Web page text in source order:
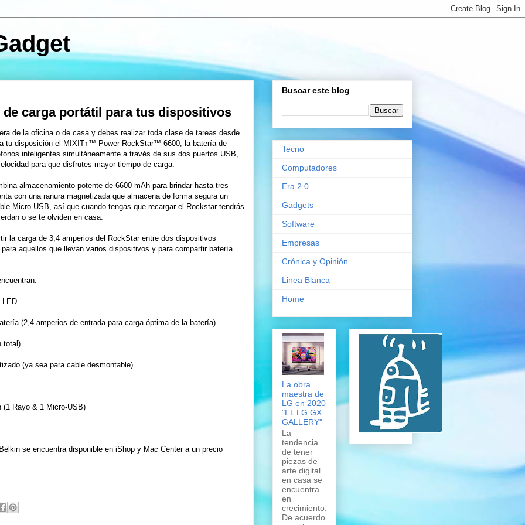
carga portátil para tus dispositivos
de la oficina o de casa y debes realizar toda clase de tareas desde
tu disposición el MIXIT↑™ Power RockStar™ 6600, la batería de
inteligentes simultáneamente a través de sus dos puertos USB,
para que disfrutes mayor tiempo de carga.
almacenamiento potente de 6600 mAh para brindar hasta tres
con una ranura magnetizada que almacena de forma segura un
Micro-USB, así que cuando tengas que recargar el Rockstar tendrás
o se te olviden en casa.
la carga de 3,4 amperios del RockStar entre dos dispositivos
aquellos que llevan varios dispositivos y para compartir batería
(2,4 amperios de entrada para carga óptima de la batería)
(ya sea para cable desmontable)
Rayo & 1 Micro-USB)
se encuentra disponible en iShop y Mac Center a un precio
Buscar este blog
Tecno
Computadores
Era 2.0
Gadgets
Software
Empresas
Crónica y Opinión
Linea Blanca
Home
La obra
maestra de
LG en 2020
"EL LG GX
GALLERY"
La
tendencia
de tener
piezas de
arte digital
en casa se
encuentra
en
crecimiento.
De acuerdo